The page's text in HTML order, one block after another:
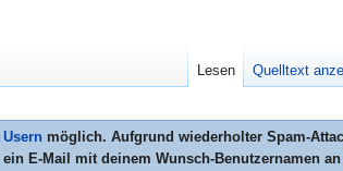
möglich. Aufgrund wiederholter Spam-
ein E-Mail mit deinem Wunsch-Benutzernamen an
Lesen Quelltext